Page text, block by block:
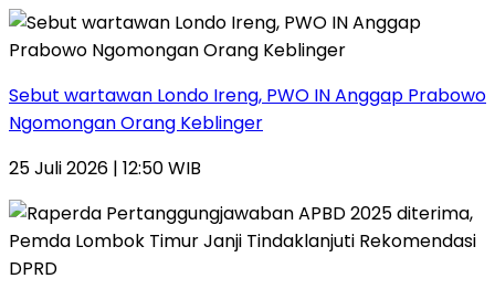
Sebut wartawan Londo Ireng, PWO IN Anggap Prabowo
Ngomongan Orang Keblinger
25 Juli 2026 | 12:50 WIB